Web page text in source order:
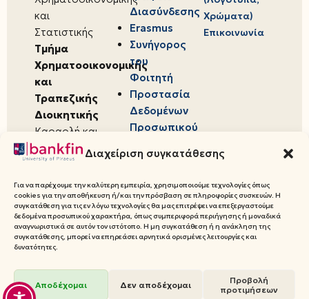
Διαχείριση συγκατάθεσης
Για να παρέχουμε την καλύτερη εμπειρία, χρησιμοποιούμε τεχνολογίες όπως
cookies για την αποθήκευση ή/και την πρόσβαση σε πληροφορίες συσκευών. Η
συγκατάθεση για τις εν λόγω τεχνολογίες θα μας επιτρέψει να επεξεργαστούμε
δεδομένα προσωπικού χαρακτήρα, όπως συμπεριφορά περιήγησης ή μοναδικά
αναγνωριστικά σε αυτόν τον ιστότοπο. Η μη συγκατάθεση ή η ανάκληση της
συγκατάθεσης, μπορεί να επηρεάσει αρνητικά ορισμένες λειτουργίες και
δυνατότητες.
Αποδέχομαι Δεν αποδέχομαι
Προβολή
προτιμήσεων
και
Στατιστικής
Τμήμα
Χρηματοοικονομικής
και
Τραπεζικής
Διοικητικής
Καραολή και
Δημητρίου 80,
18534,
Πειραιάς
Διασύνδεσης
Erasmus
Συνήγορος
του
Φοιτητή
Προστασία
Δεδομένων
Προσωπικού
Χρώματα)
Επικοινωνία
© 2026 Πανεπιστήμιο Πειραιώς,
Τραπεζικής Διοικητικής